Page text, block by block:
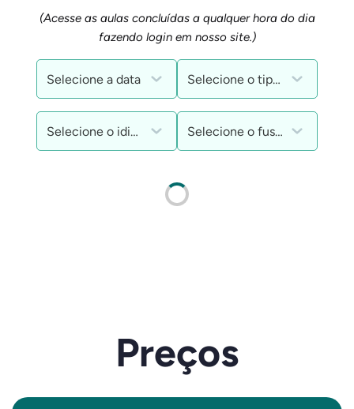
(Acesse as aulas concluídas a qualquer hora do dia
fazendo login em nosso site.)
Preços